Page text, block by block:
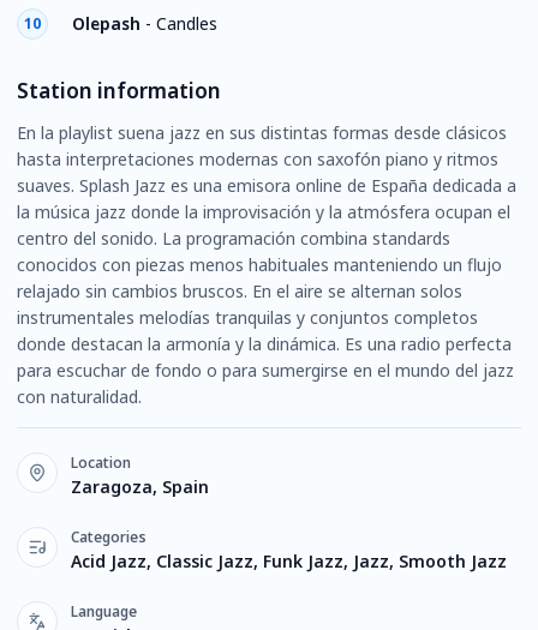
10 Olepash - Candles
Station information
En la playlist suena jazz en sus distintas formas desde clásicos
hasta interpretaciones modernas con saxofón piano y ritmos
suaves. Splash Jazz es una emisora online de España dedicada a
la música jazz donde la improvisación y la atmósfera ocupan el
centro del sonido. La programación combina standards
conocidos con piezas menos habituales manteniendo un flujo
relajado sin cambios bruscos. En el aire se alternan solos
instrumentales melodías tranquilas y conjuntos completos
donde destacan la armonía y la dinámica. Es una radio perfecta
para escuchar de fondo o para sumergirse en el mundo del jazz
con naturalidad.
Location
Zaragoza, Spain
Categories
Acid Jazz, Classic Jazz, Funk Jazz, Jazz, Smooth Jazz
Language